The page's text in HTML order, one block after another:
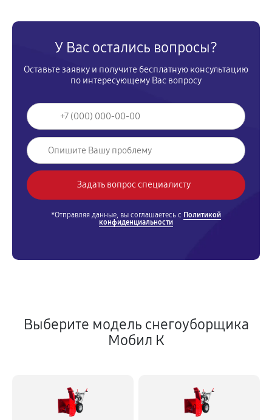
У Вас остались вопросы?
Оставьте заявку и получите бесплатную консультацию
по интересующему Вас вопросу
*Отправляя данные, вы соглашаетесь с Политикой
конфиденциальности
Выберите модель снегоуборщика
Мобил К